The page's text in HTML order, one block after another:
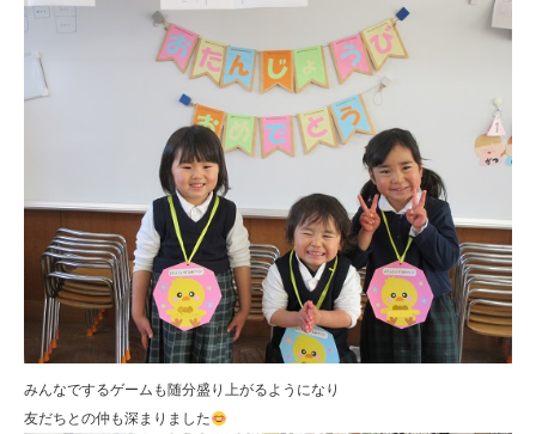
みんなでするゲームも随分盛り上がるようになり
友だちとの仲も深まりました